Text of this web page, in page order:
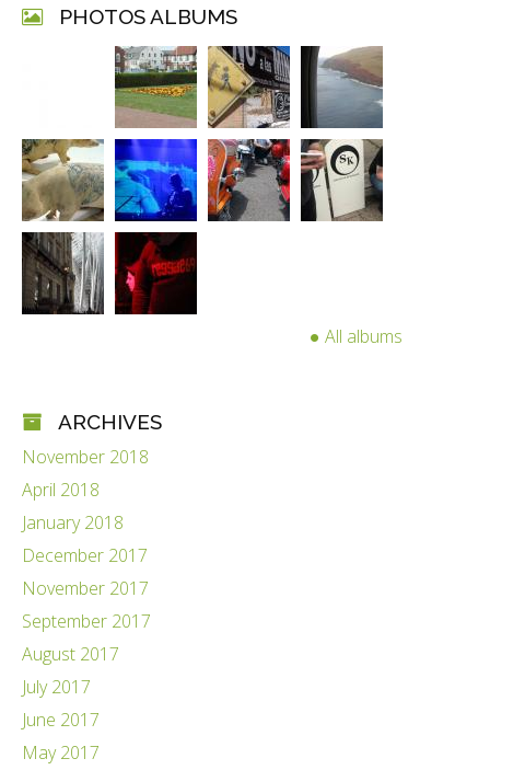
PHOTOS ALBUMS
All albums
ARCHIVES
November 2018
April 2018
January 2018
December 2017
November 2017
September 2017
August 2017
July 2017
June 2017
May 2017